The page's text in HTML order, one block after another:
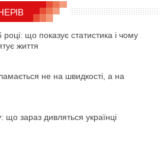
що показує статистика і чому
життя
не на швидкості, а на
що зараз дивляться українці